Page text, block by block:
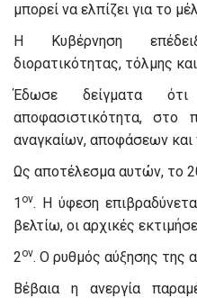
μπορεί να ελπίζει για το
Η Κυβέρνηση
διορατικότητας, τόλμης
Έδωσε δείγματα
αποφασιστικότητα,
αναγκαίων, αποφάσεων και
Ως αποτέλεσμα αυτών, το
1 ον. Η ύφεση
βελτίω, οι αρχικές
2ον. Ο ρυθμός αύξησης της
Βέβαια η ανεργία